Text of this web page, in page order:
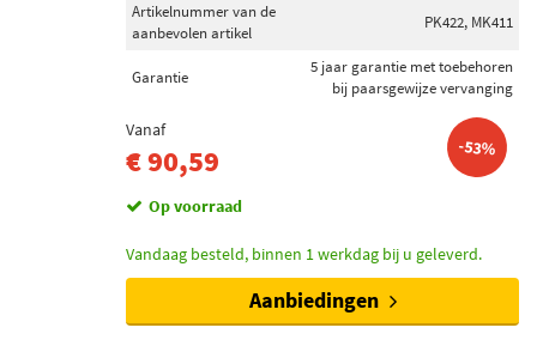
Artikelnummer van de
aanbevolen artikel
PK422, MK411
Garantie
5 jaar garantie met toebehoren
bij paarsgewijze vervanging
Vanaf
€ 90,59 -53%
Op voorraad
Vandaag besteld, binnen 1 werkdag bij u geleverd.
Aanbiedingen